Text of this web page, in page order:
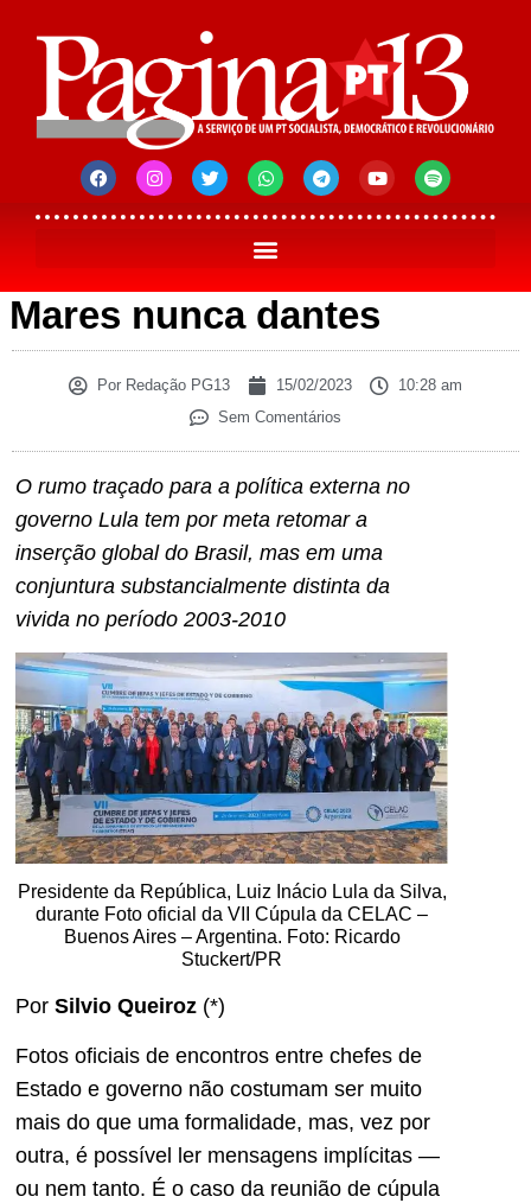
Mares nunca dantes
Por Redação PG13 15/02/2023
10:28 am
Sem Comentários
O rumo traçado para a política externa no
governo Lula tem por meta retomar a
inserção global do Brasil, mas em uma
conjuntura substancialmente distinta da
vivida no período 2003-2010
Presidente da República, Luiz Inácio Lula da Silva,
durante Foto oficial da VII Cúpula da CELAC –
Buenos Aires – Argentina. Foto: Ricardo
Stuckert/PR
Por Silvio Queiroz (*)
Fotos oficiais de encontros entre chefes de
Estado e governo não costumam ser muito
mais do que uma formalidade, mas, vez por
outra, é possível ler mensagens implícitas —
ou nem tanto. É o caso da reunião de cúpula